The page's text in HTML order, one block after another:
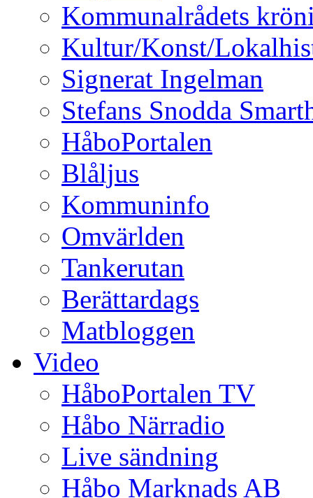
Kommunalrådets
Kultur/Konst/
Signerat Ingelman
Stefans Snodda
HåboPortalen
Blåljus
Kommuninfo
Omvärlden
Tankerutan
Berättardags
Matbloggen
Video
HåboPortalen TV
Håbo Närradio
Live sändning
Håbo Marknads AB